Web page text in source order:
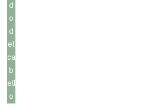
d
o
d
el
ca
b
ell
o